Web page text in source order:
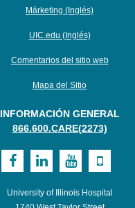
Márketing (Inglés)
UIC.edu (Inglés)
Comentarios del sitio web
Mapa del Sitio
INFORMACIÓN GENERAL
866.600.CARE(2273)
Visit
Health
Visit
Health
Visit
Health
Visit
Health
University of Illinois Hospital